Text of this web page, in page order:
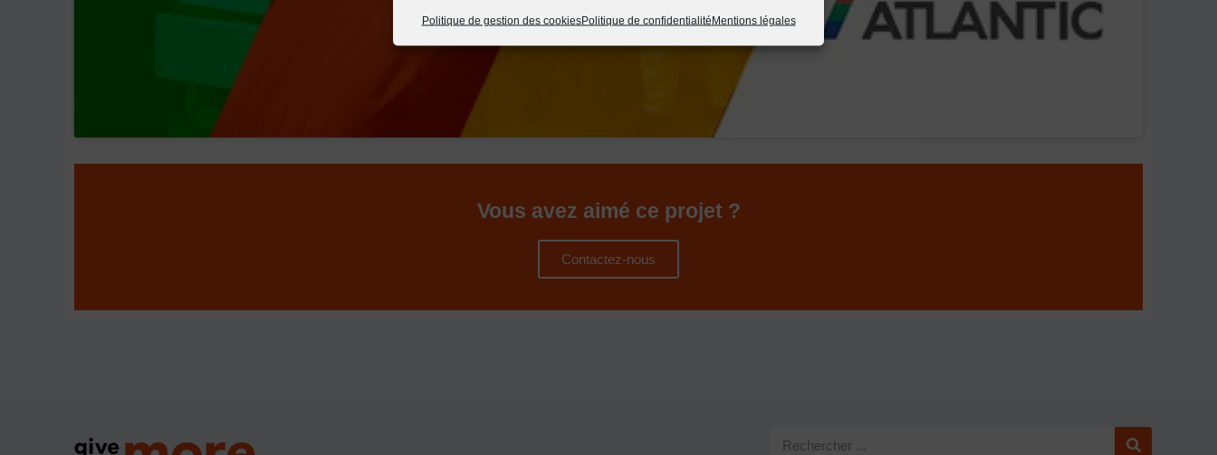
Politique de gestion des cookiesPolitique de confidentialitéMentions légales
Vous avez aimé ce projet ?
Contactez-nous